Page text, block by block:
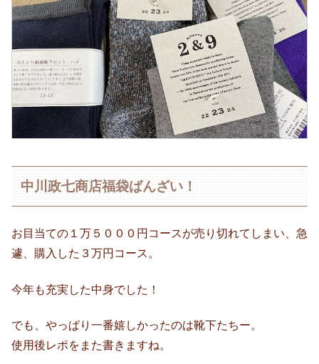
中川政七商店福袋ばんざい！
お目当ての１万５０００円コースが売り切れてしまい、急
遽、購入した３万円コース。
今年も充実した中身でした！
でも、やっぱり一番嬉しかったのは靴下たちー。
使用後レポをまた書きますね。